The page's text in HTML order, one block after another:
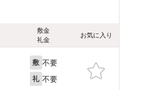
敷金
礼金
お気に入り
敷 不要
礼 不要